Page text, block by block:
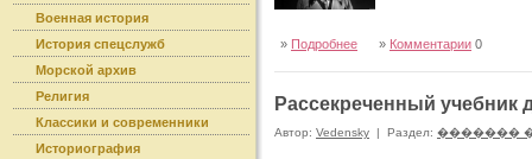
Военная история
История спецслужб
Морской архив
Религия
Классики и современники
Историография
» Подробнее » Комментарии 0
Рассекреченный учебник
Автор: Vedensky | Раздел: �������